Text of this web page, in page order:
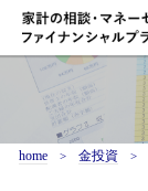
home 金投資